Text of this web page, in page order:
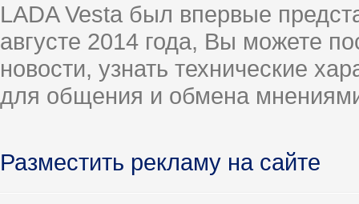
LADA Vesta был впервые
августе 2014 года, Вы можете
новости, узнать технические
для общения и обмена
Разместить рекламу на сайте